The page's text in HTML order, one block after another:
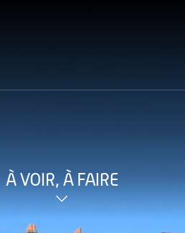
À VOIR, À FAIRE